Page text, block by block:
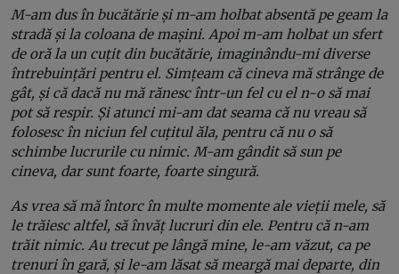
M-am dus în bucătărie și m-am holbat absentă pe geam la
stradă și la coloana de mașini. Apoi m-am holbat un sfert
de oră la un cuțit din bucătărie, imaginându-mi diverse
întrebuințări pentru el. Simțeam că cineva mă strânge de
gât, și că dacă nu mă rănesc într-un fel cu el n-o să mai
pot să respir. Și atunci mi-am dat seama că nu vreau să
folosesc în niciun fel cuțitul ăla, pentru că nu o să
schimbe lucrurile cu nimic. M-am gândit să sun pe
cineva, dar sunt foarte, foarte singură.
As vrea să mă întorc în multe momente ale vieții mele, să
le trăiesc altfel, să învăț lucruri din ele. Pentru că n-am
trăit nimic. Au trecut pe lângă mine, le-am văzut, ca pe
trenuri în gară, și le-am lăsat să meargă mai departe, din